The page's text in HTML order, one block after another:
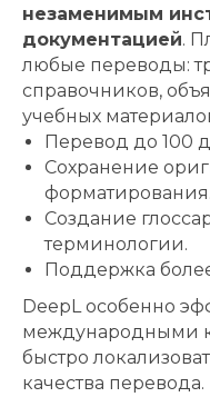
незаменимым
документацией.
любые переводы:
справочников,
учебных
Перевод до 100
Сохранение
форматирования.
Создание
терминологии.
Поддержка
DeepL особенно
международными
быстро
качества перевода.